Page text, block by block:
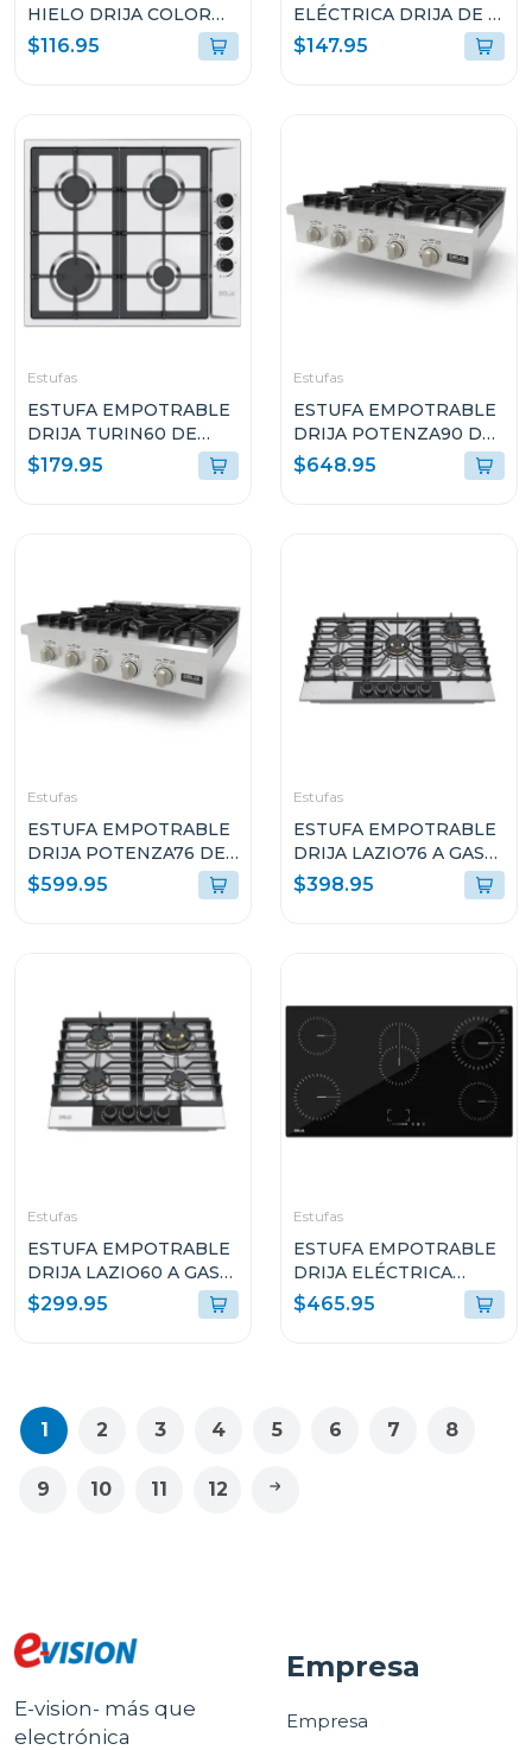
HIELO DRIJA COLOR
ACAERO FH12INOX
$116.95
ELÉCTRICA DRIJA DE 2
QUEMADORES BARI30
$147.95
Estufas
ESTUFA EMPOTRABLE
DRIJA TURIN60 DE
60CM CON 4
QUEMADORES
$179.95
Estufas
ESTUFA EMPOTRABLE
DRIJA POTENZA90 DE
90CM CON 5
QUEMADORES
$648.95
Estufas
ESTUFA EMPOTRABLE
DRIJA POTENZA76 DE
76CM CON 5
QUEMADORES
$599.95
Estufas
ESTUFA EMPOTRABLE
DRIJA LAZIO76 A GAS
DE 76CM CON 5
QUEMADORES
$398.95
Estufas
ESTUFA EMPOTRABLE
DRIJA LAZIO60 A GAS
DE 60CM CON 4
QUEMADORES
$299.95
Estufas
ESTUFA EMPOTRABLE
DRIJA ELÉCTRICA
VITROCERÁMICA DE 5
QUEMADORES
$465.95
1 2 3 4 5 6 7 8
9 10 11 12
E-vision- más que
electrónica
Empresa
Empresa